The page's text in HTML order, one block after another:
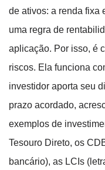
de ativos: a renda fixa
uma regra de
aplicação. Por isso, é
riscos. Ela funciona
investidor aporta seu
prazo acordado,
exemplos de
Tesouro Direto, os
bancário), as LCIs